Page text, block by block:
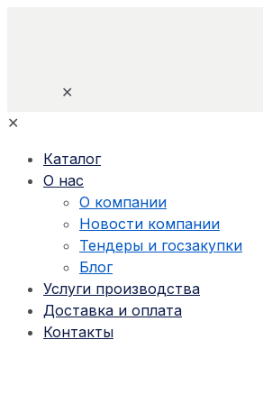
✕
✕
Каталог
О нас
О компании
Новости компании
Тендеры и госзакупки
Блог
Услуги производства
Доставка и оплата
Контакты